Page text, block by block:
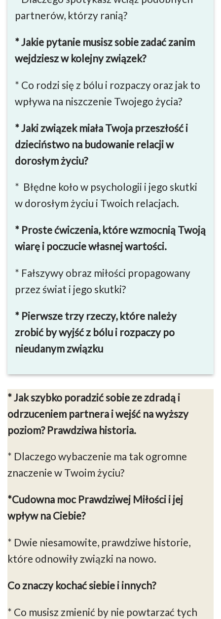
partnerów, którzy ranią?
* Jakie pytanie musisz sobie zadać zanim
wejdziesz w kolejny związek?
* Co rodzi się z bólu i rozpaczy oraz jak to
wpływa na niszczenie Twojego życia?
* Jaki związek miała Twoja przeszłość i
dzieciństwo na budowanie relacji w
dorosłym życiu?
* Błędne koło w psychologii i jego skutki
w dorosłym życiu i Twoich relacjach.
* Proste ćwiczenia, które wzmocnią Twoją
wiarę i poczucie własnej wartości.
* Fałszywy obraz miłości propagowany
przez świat i jego skutki?
* Pierwsze trzy rzeczy, które należy
zrobić by wyjść z bólu i rozpaczy po
nieudanym związku
* Jak szybko poradzić sobie ze zdradą i
odrzuceniem partnera i wejść na wyższy
poziom? Prawdziwa historia.
* Dlaczego wybaczenie ma tak ogromne
znaczenie w Twoim życiu?
*Cudowna moc Prawdziwej Miłości i jej
wpływ na Ciebie?
* Dwie niesamowite, prawdziwe historie,
które odnowiły związki na nowo.
Co znaczy kochać siebie i innych?
* Co musisz zmienić by nie powtarzać tych